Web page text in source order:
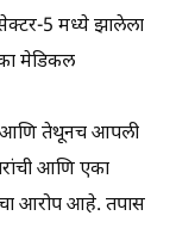
5 मध्ये झालेला
मेडिकल
आणि तेथूनच आपली
आणि एका
आरोप आहे. तपास